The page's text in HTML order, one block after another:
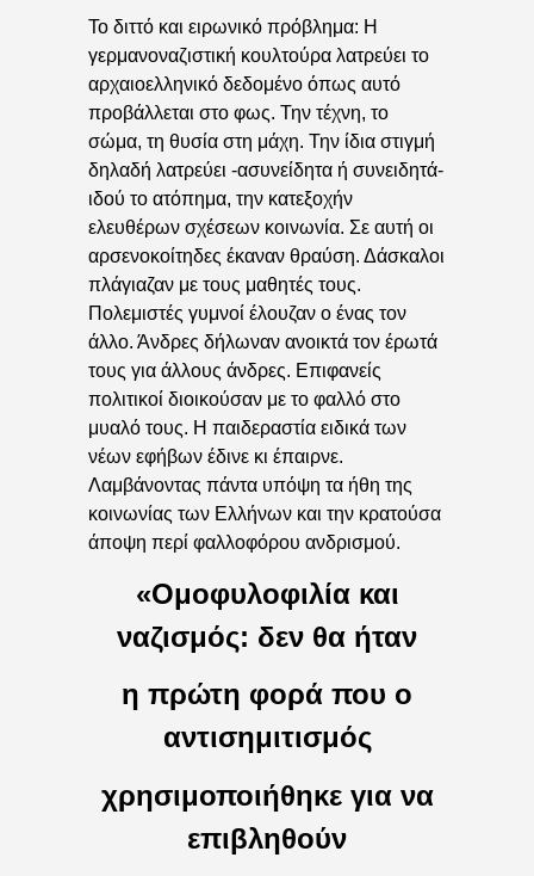
Το διττό και ειρωνικό πρόβλημα: Η
γερμανοναζιστική κουλτούρα λατρεύει το
αρχαιοελληνικό δεδομένο όπως αυτό
προβάλλεται στο φως. Την τέχνη, το
σώμα, τη θυσία στη μάχη. Την ίδια στιγμή
δηλαδή λατρεύει -ασυνείδητα ή συνειδητά-
ιδού το ατόπημα, την κατεξοχήν
ελευθέρων σχέσεων κοινωνία. Σε αυτή οι
αρσενοκοίτηδες έκαναν θραύση. Δάσκαλοι
πλάγιαζαν με τους μαθητές τους.
Πολεμιστές γυμνοί έλουζαν ο ένας τον
άλλο. Άνδρες δήλωναν ανοικτά τον έρωτά
τους για άλλους άνδρες. Επιφανείς
πολιτικοί διοικούσαν με το φαλλό στο
μυαλό τους. Η παιδεραστία ειδικά των
νέων εφήβων έδινε κι έπαιρνε.
Λαμβάνοντας πάντα υπόψη τα ήθη της
κοινωνίας των Ελλήνων και την κρατούσα
άποψη περί φαλλοφόρου ανδρισμού.
«Ομοφυλοφιλία και
ναζισμός: δεν θα ήταν
η πρώτη φορά που ο
αντισημιτισμός
χρησιμοποιήθηκε για να
επιβληθούν